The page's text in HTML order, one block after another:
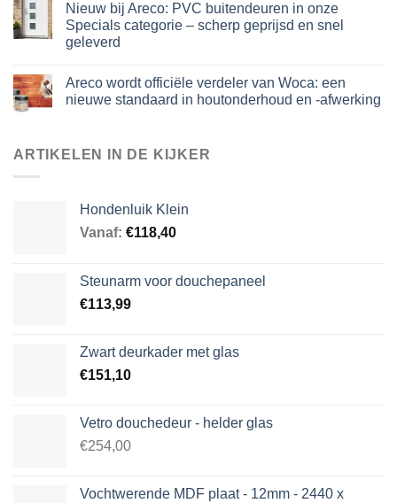
Nieuw bij Areco: PVC buitendeuren in onze
Specials categorie – scherp geprijsd en snel
geleverd
Areco wordt officiële verdeler van Woca: een
nieuwe standaard in houtonderhoud en -afwerking
ARTIKELEN IN DE KIJKER
Hondenluik Klein
Vanaf: €118,40
Steunarm voor douchepaneel
€113,99
Zwart deurkader met glas
€151,10
Vetro douchedeur - helder glas
€254,00
Vochtwerende MDF plaat - 12mm - 2440 x